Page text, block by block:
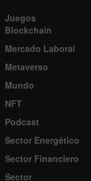
Juegos
Blockchain
Mercado Laboral
Metaverso
Mundo
NFT
Podcast
Sector Energético
Sector Financiero
Sector